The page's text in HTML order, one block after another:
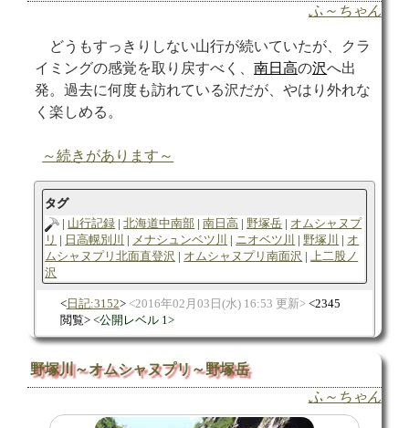
ふ～ちゃん
どうもすっきりしない山行が続いていたが、クラ
イミングの感覚を取り戻すべく、南日高の沢へ出
発。過去に何度も訪れている沢だが、やはり外れな
く楽しめる。
～続きがあります～
タグ
山行記録
北海道中南部 南日高 野塚岳
オムシャヌプ
リ
日高幌別川 メナシュンベツ川 ニオベツ川 野塚川
オ
ムシャヌプリ北面直登沢
オムシャヌプリ南面沢
上二股ノ
沢
日記:3152 2016年02月03日(水) 16:53 更新
2345
閲覧
公開レベル 1
野塚川～オムシャヌプリ～野塚岳
ふ～ちゃん